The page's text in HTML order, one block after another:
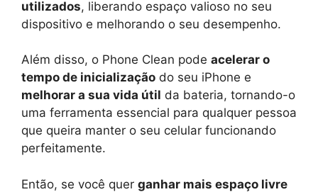
utilizados, liberando espaço valioso no seu
dispositivo e melhorando o seu desempenho.
Além disso, o Phone Clean pode acelerar o
tempo de inicialização do seu iPhone e
melhorar a sua vida útil da bateria, tornando-o
uma ferramenta essencial para qualquer pessoa
que queira manter o seu celular funcionando
perfeitamente.
Então, se você quer ganhar mais espaço livre